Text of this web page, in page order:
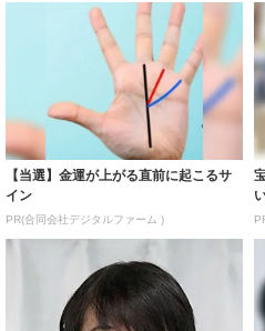
【当選】金運が上がる直前に起こるサ
イン
PR(合同会社デジタルファーム )